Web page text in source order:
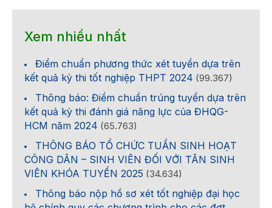
Xem nhiều nhất
Điểm chuẩn phương thức xét tuyển dựa trên
kết quả kỳ thi tốt nghiệp THPT 2024 (99.367)
Thông báo: Điểm chuẩn trúng tuyển dựa trên
kết quả kỳ thi đánh giá năng lực của ĐHQG-
HCM năm 2024 (65.763)
THÔNG BÁO TỔ CHỨC TUẦN SINH HOẠT
CÔNG DÂN – SINH VIÊN ĐỐI VỚI TÂN SINH
VIÊN KHÓA TUYỂN 2025 (34.634)
Thông báo nộp hồ sơ xét tốt nghiệp đại học